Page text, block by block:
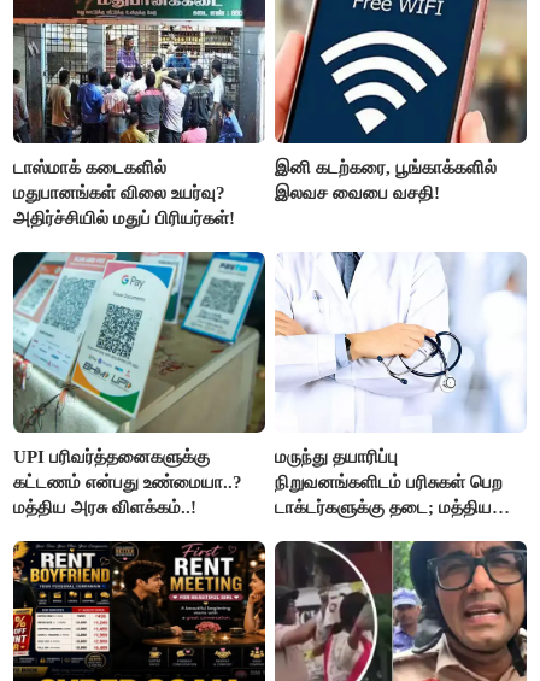
டாஸ்மாக் கடைகளில்
மதுபானங்கள் விலை உயர்வு?
அதிர்ச்சியில் மதுப் பிரியர்கள்!
இனி கடற்கரை, பூங்காக்களில்
இலவச வைபை வசதி!
UPI பரிவர்த்தனைகளுக்கு
கட்டணம் என்பது உண்மையா..?
மத்திய அரசு விளக்கம்..!
மருந்து தயாரிப்பு
நிறுவனங்களிடம் பரிசுகள் பெற
டாக்டர்களுக்கு தடை; மத்திய